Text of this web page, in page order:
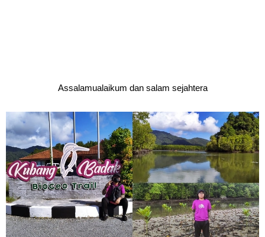
Assalamualaikum dan salam sejahtera